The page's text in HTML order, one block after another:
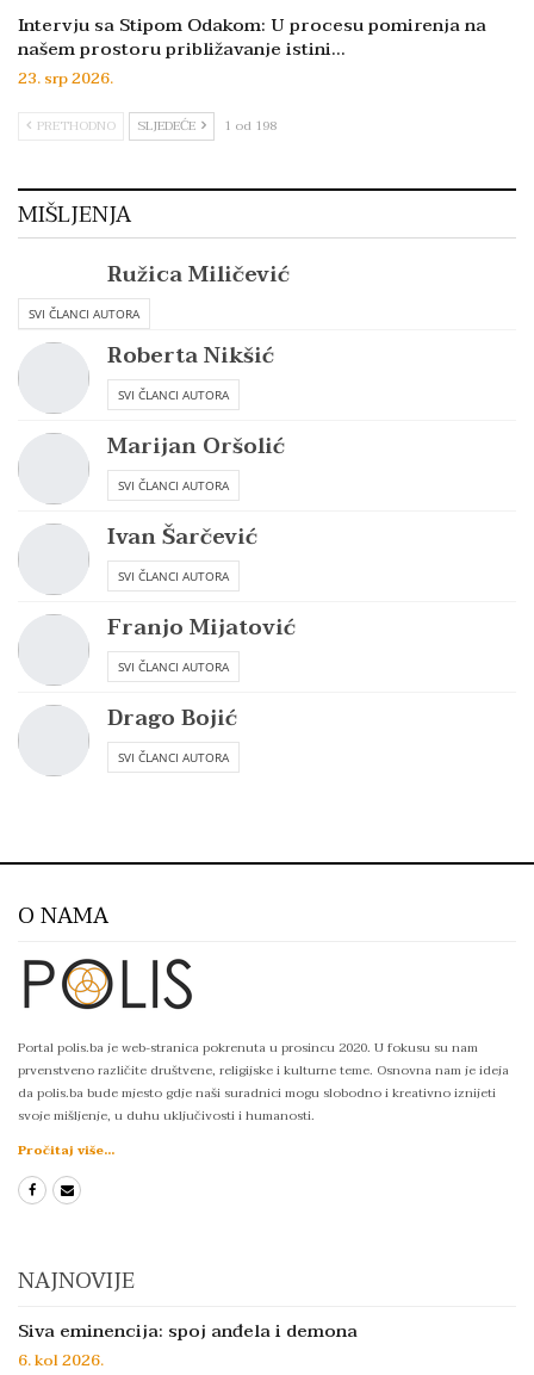
Intervju sa Stipom Odakom: U procesu pomirenja na
našem prostoru približavanje istini…
23. srp 2026.
PRETHODNO SLJEDEĆE 1 od 198
MIŠLJENJA
Ružica Miličević
SVI ČLANCI AUTORA
Roberta Nikšić
SVI ČLANCI AUTORA
Marijan Oršolić
SVI ČLANCI AUTORA
Ivan Šarčević
SVI ČLANCI AUTORA
Franjo Mijatović
SVI ČLANCI AUTORA
Drago Bojić
SVI ČLANCI AUTORA
O NAMA
Portal polis.ba je web-stranica pokrenuta u prosincu 2020. U fokusu su nam
prvenstveno različite društvene, religijske i kulturne teme. Osnovna nam je ideja
da polis.ba bude mjesto gdje naši suradnici mogu slobodno i kreativno iznijeti
svoje mišljenje, u duhu uključivosti i humanosti.
Pročitaj više...
NAJNOVIJE
Siva eminencija: spoj anđela i demona
6. kol 2026.